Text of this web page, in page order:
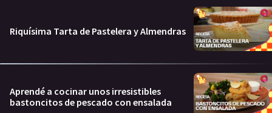
Riquísima Tarta de Pastelera y Almendras
Aprendé a cocinar unos irresistibles
bastoncitos de pescado con ensalada